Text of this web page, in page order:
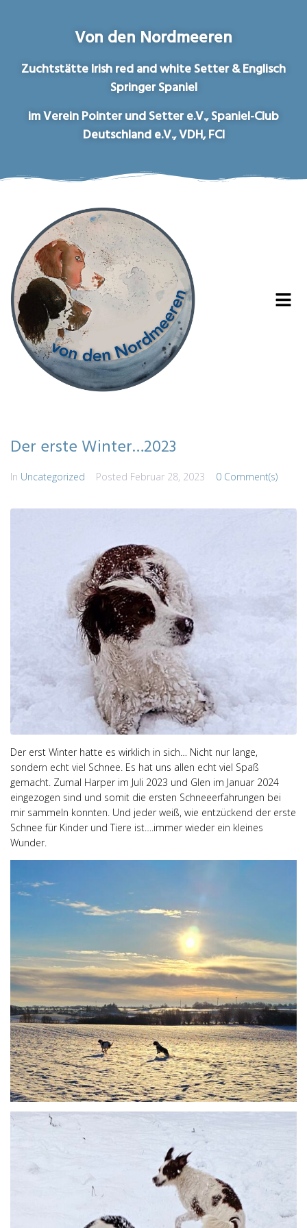
Von den Nordmeeren
Zuchtstätte Irish red and white Setter & Englisch
Springer Spaniel
im Verein Pointer und Setter e.V., Spaniel-Club
Deutschland e.V., VDH, FCI
Der erste Winter…2023
In Uncategorized Posted Februar 28, 2023 0 Comment(s)
Der erst Winter hatte es wirklich in sich… Nicht nur lange,
sondern echt viel Schnee. Es hat uns allen echt viel Spaß
gemacht. Zumal Harper im Juli 2023 und Glen im Januar 2024
eingezogen sind und somit die ersten Schneeerfahrungen bei
mir sammeln konnten. Und jeder weiß, wie entzückend der erste
Schnee für Kinder und Tiere ist….immer wieder ein kleines
Wunder.